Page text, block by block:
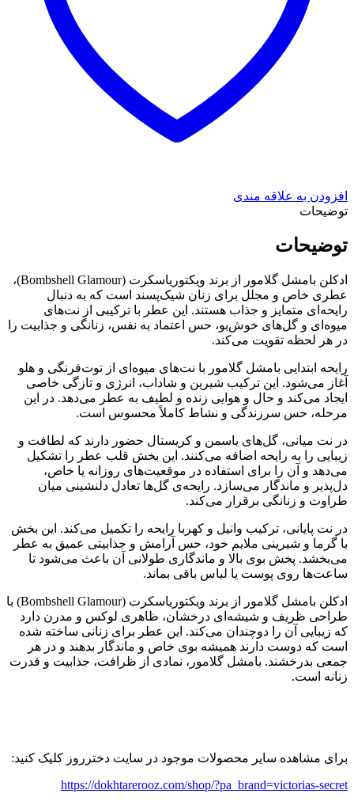
افزودن به علاقه مندی
توضیحات
توضیحات
ادکلن بامشل گلامور از برند ویکتوریاسکرت (Bombshell Glamour)،
عطری خاص و مجلل برای زنان شیک‌پسند است که به دنبال
رایحه‌ای متمایز و جذاب هستند. این عطر با ترکیبی از نت‌های
میوه‌ای و گل‌های خوش‌بو، حس اعتماد به نفس، زنانگی و جذابیت را
در هر لحظه تقویت می‌کند.
رایحه ابتدایی بامشل گلامور با نت‌های میوه‌ای از توت‌فرنگی و هلو
آغاز می‌شود. این ترکیب شیرین و شاداب، انرژی و تازگی خاصی
ایجاد می‌کند و حال و هوایی زنده و لطیف به عطر می‌دهد. در این
مرحله، حس سرزندگی و نشاط کاملاً محسوس است.
در نت میانی، گل‌های یاسمن و کریستال حضور دارند که لطافت و
زیبایی را به رایحه اضافه می‌کنند. این بخش قلب عطر را تشکیل
می‌دهد و آن را برای استفاده در موقعیت‌های روزانه یا خاص،
دل‌پذیر و ماندگار می‌سازد. رایحه‌ی گل‌ها تعادل دلنشینی میان
طراوت و زنانگی برقرار می‌کند.
در نت پایانی، ترکیب وانیل و کهربا رایحه را تکمیل می‌کند. این بخش
با گرما و شیرینی ملایم خود، حس آرامش و جذابیتی عمیق به عطر
می‌بخشد. پخش بوی بالا و ماندگاری طولانی آن باعث می‌شود تا
ساعت‌ها روی پوست یا لباس باقی بماند.
ادکلن بامشل گلامور از برند ویکتوریاسکرت (Bombshell Glamour) با
طراحی ظریف و شیشه‌ای درخشان، ظاهری لوکس و مدرن دارد
که زیبایی آن را دوچندان می‌کند. این عطر برای زنانی ساخته شده
است که دوست دارند همیشه بوی خاص و ماندگار بدهند و در هر
جمعی بدرخشند. بامشل گلامور، نمادی از ظرافت، جذابیت و قدرت
زنانه است.
برای مشاهده سایر محصولات موجود در سایت دخترروز کلیک کنید:
https://dokhtarerooz.com/shop/?pa_brand=victorias-secret